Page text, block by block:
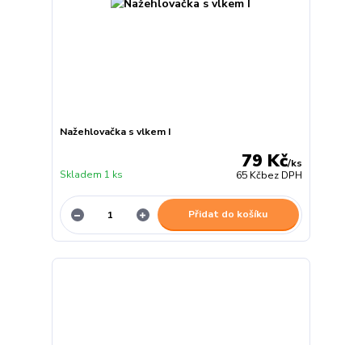
Nažehlovačka s vlkem I
79 Kč/ks
65 Kčbez DPH
Skladem 1 ks
Přidat do košíku